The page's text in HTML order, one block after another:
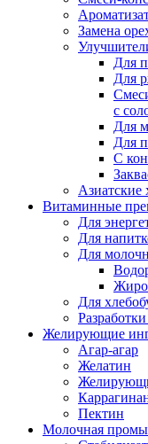
Замена
Для
Для
с
Для
Для
С
Витаминные
Для
Для
Для
Для
Желирующие
Агар-агар
Желатин
Пектин
Молочная